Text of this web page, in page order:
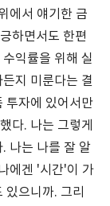
에서 얘기한 금
하면서도 한편
익률을 위해 실
지 미룬다는 결
투자에 있어서만
다. 나는 그렇게
나는 나를 잘 알
에겐 '시간'이 가
있으니까. 그리